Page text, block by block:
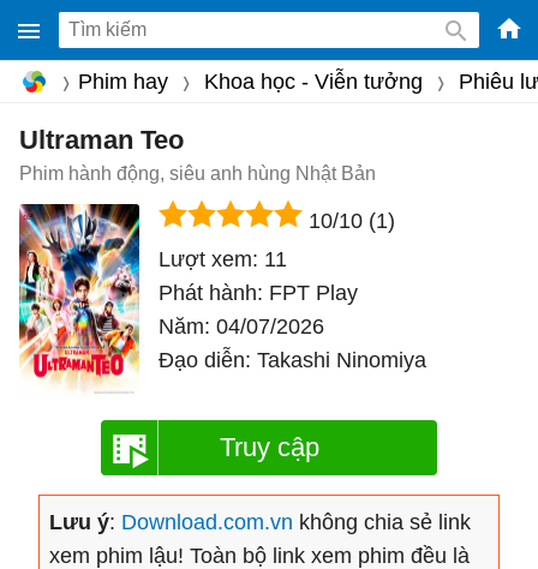
-
Phim hay Khoa học - Viễn tưởng Phiêu
Ultraman Teo
Phim hành động, siêu anh hùng Nhật Bản
10/10 (1)
Lượt xem: 11
Phát hành: FPT Play
Năm: 04/07/2026
Đạo diễn: Takashi Ninomiya
Truy cập
Lưu ý: Download.com.vn không chia sẻ link
xem phim lậu! Toàn bộ link xem phim đều là